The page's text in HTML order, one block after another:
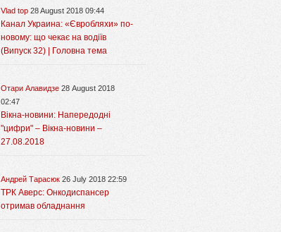
Vlad top 28 August 2018 09:44
Канал Украина: «Євробляхи» по-
новому: що чекає на водіїв
(Випуск 32) | Головна тема
Отари Алавидзе 28 August 2018
02:47
Вікна-новини: Напередодні
"цифри" – Вікна-новини –
27.08.2018
Андрей Тарасюк 26 July 2018 22:59
ТРК Аверс: Онкодиспансер
отримав обладнання